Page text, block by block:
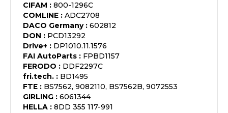
CIFAM : 800-1296C
COMLINE : ADC2708
DACO Germany: 602812
DON : PCD13292
Dr!ve+ : DP1010.11.1576
FAI AutoParts : FPBD1157
FERODO : DDF2297C
fri.tech. : BD1495
FTE : BS7562, 9082110, BS7562B, 9072553
GIRLING : 6061344
HELLA : 8DD 355 117-991